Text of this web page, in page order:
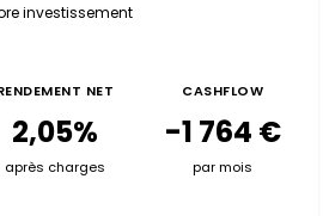
investissement
NET
2,05%
après charges
CASHFLOW
-1 764 €
par mois